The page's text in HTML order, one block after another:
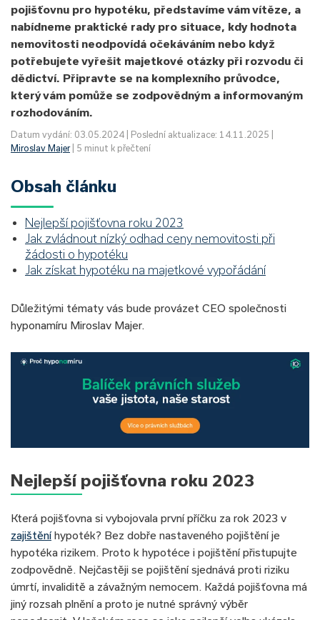
pojišťovnu pro hypotéku, představíme vám vítěze, a
nabídneme praktické rady pro situace, kdy hodnota
nemovitosti neodpovídá očekáváním nebo když
potřebujete vyřešit majetkové otázky při rozvodu či
dědictví. Připravte se na komplexního průvodce,
který vám pomůže se zodpovědným a informovaným
rozhodováním.
Datum vydání: 03.05.2024 | Poslední aktualizace: 14.11.2025 |
Miroslav Majer| 5 minut k přečtení
Obsah článku
Nejlepší pojišťovna roku 2023
Jak zvládnout nízký odhad ceny nemovitosti při
žádosti o hypotéku
Jak získat hypotéku na majetkové vypořádání
Důležitými tématy vás bude provázet CEO společnosti
hyponamíru Miroslav Majer.
Nejlepší pojišťovna roku 2023
Která pojišťovna si vybojovala první příčku za rok 2023 v
zajištěníhypoték? Bez dobře nastaveného pojištění je
hypotéka rizikem. Proto k hypotéce i pojištění přistupujte
zodpovědně. Nejčastěji se pojištění sjednává proti riziku
úmrtí, invaliditě a závažným nemocem. Každá pojišťovna má
jiný rozsah plnění a proto je nutné správný výběr